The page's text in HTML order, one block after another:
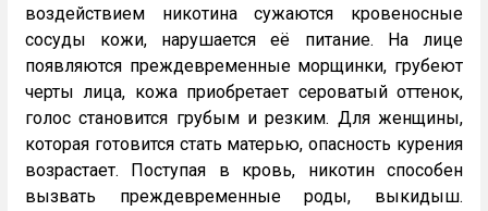
воздействием никотина сужаются кровеносные
сосуды кожи, нарушается её питание. На лице
появляются преждевременные морщинки, грубеют
черты лица, кожа приобретает сероватый оттенок,
голос становится грубым и резким. Для женщины,
которая готовится стать матерью, опасность курения
возрастает. Поступая в кровь, никотин способен
вызвать преждевременные роды, выкидыш.